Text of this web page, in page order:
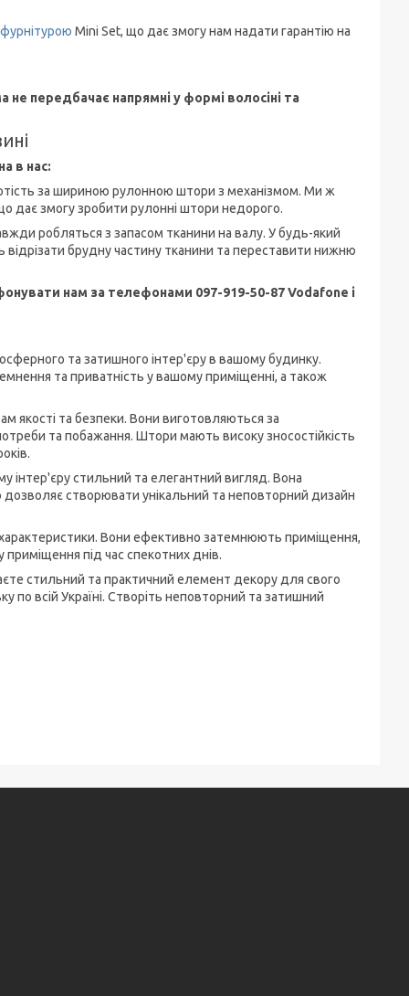
фурнітурою Mini Set, що дає змогу нам надати гарантію на
передбачає напрямні у формі волосіні та
в нас:
за шириною рулонною штори з механізмом. Ми ж
дає змогу зробити рулонні штори недорого.
робляться з запасом тканини на валу. У будь-який
брудну частину тканини та переставити нижню
нам за телефонами 097-919-50-87 Vodafone і
та затишного інтер'єру в вашому будинку.
та приватність у вашому приміщенні, а також
якості та безпеки. Вони виготовляються за
та побажання. Штори мають високу зносостійкість
інтер'єру стильний та елегантний вигляд. Вона
створювати унікальний та неповторний дизайн
характеристики. Вони ефективно затемнюють приміщення,
під час спекотних днів.
стильний та практичний елемент декору для свого
по всій Україні. Створіть неповторний та затишний